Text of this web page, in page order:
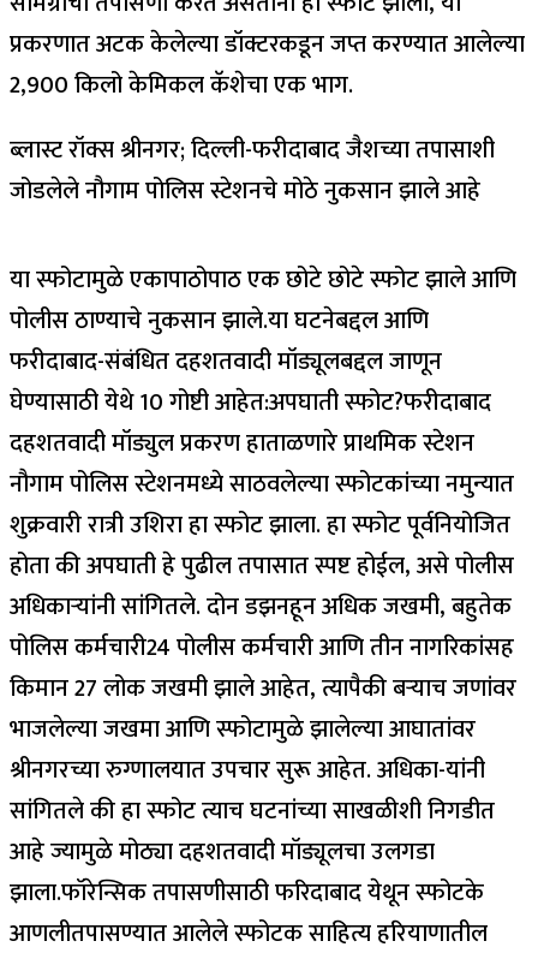
प्रकरणात अटक केलेल्या डॉक्टरकडून जप्त करण्यात आलेल्या
2,900 किलो केमिकल कॅशेचा एक भाग.
ब्लास्ट रॉक्स श्रीनगर; दिल्ली-फरीदाबाद जैशच्या तपासाशी
जोडलेले नौगाम पोलिस स्टेशनचे मोठे नुकसान झाले आहे
या स्फोटामुळे एकापाठोपाठ एक छोटे छोटे स्फोट झाले आणि
पोलीस ठाण्याचे नुकसान झाले.या घटनेबद्दल आणि
फरीदाबाद-संबंधित दहशतवादी मॉड्यूलबद्दल जाणून
घेण्यासाठी येथे 10 गोष्टी आहेत:अपघाती स्फोट?फरीदाबाद
दहशतवादी मॉड्युल प्रकरण हाताळणारे प्राथमिक स्टेशन
नौगाम पोलिस स्टेशनमध्ये साठवलेल्या स्फोटकांच्या नमुन्यात
शुक्रवारी रात्री उशिरा हा स्फोट झाला. हा स्फोट पूर्वनियोजित
होता की अपघाती हे पुढील तपासात स्पष्ट होईल, असे पोलीस
अधिकाऱ्यांनी सांगितले.दोन डझनहून अधिक जखमी, बहुतेक
पोलिस कर्मचारी24 पोलीस कर्मचारी आणि तीन नागरिकांसह
किमान 27 लोक जखमी झाले आहेत, त्यापैकी बऱ्याच जणांवर
भाजलेल्या जखमा आणि स्फोटामुळे झालेल्या आघातांवर
श्रीनगरच्या रुग्णालयात उपचार सुरू आहेत.अधिका-यांनी
सांगितले की हा स्फोट त्याच घटनांच्या साखळीशी निगडीत
आहे ज्यामुळे मोठ्या दहशतवादी मॉड्यूलचा उलगडा
झाला.फॉरेन्सिक तपासणीसाठी फरिदाबाद येथून स्फोटके
आणलीतपासण्यात आलेले स्फोटक साहित्य हरियाणातील